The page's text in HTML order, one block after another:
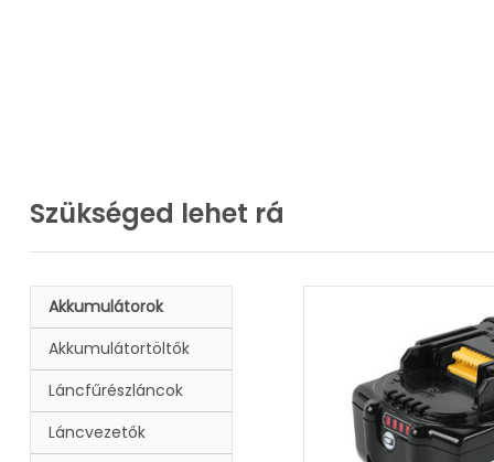
Szükséged lehet rá
Akkumulátorok
Akkumulátortöltők
Láncfűrészláncok
Láncvezetők